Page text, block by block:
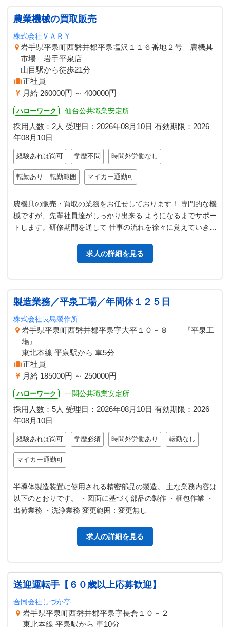
農業機械の買取販売
株式会社ＶＡＲＹ
岩手県平泉町西磐井郡平泉塩沢１１６番地２号 農機具
市場 岩手平泉店
山目駅から徒歩21分
正社員
月給 260000円 ～ 400000円
ハローワーク 仙台公共職業安定所
採用人数：2人 受理日： 2026年08月10日 有効期限： 2026
年08月10日
経験あれば尚可 学歴不問 時間外労働なし
転勤あり 転勤範囲 マイカー通勤可
農機具の販売・買取の業務をお任せしております！ 専門的な機
械ですが、先輩社員達がしっかり出来る ようになるまでサポー
トします。研修期間を通して 仕事の流れを徐々に覚えていきま
求人の詳細を見る
製造業務／平泉工場／年間休１２５日
株式会社長島製作所
岩手県平泉町西磐井郡平泉字大平１０－８ 『平泉工
場』
東北本線 平泉駅から 車5分
正社員
月給 185000円 ～ 250000円
ハローワーク 一関公共職業安定所
採用人数：5人 受理日： 2026年08月10日 有効期限： 2026
年08月10日
経験あれば尚可 学歴必須 時間外労働あり 転勤なし
マイカー通勤可
半導体製造装置に使用される精密部品の製造。 主な業務内容は
以下のとおりです。 ・図面に基づく部品の製作 ・梱包作業 ・
出荷業務 ・洗浄業務 変更範囲：変更無し
求人の詳細を見る
送迎運転手【６０歳以上応募歓迎】
合同会社しづか亭
岩手県平泉町西磐井郡平泉字長倉１０－２
東北本線 平泉駅から 車10分